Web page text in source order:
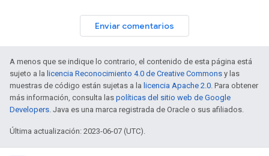
Enviar comentarios
A menos que se indique lo contrario, el contenido de esta página está
sujeto a la licencia Reconocimiento 4.0 de Creative Commons y las
muestras de código están sujetas a la licencia Apache 2.0. Para obtener
más información, consulta las políticas del sitio web de Google
Developers. Java es una marca registrada de Oracle o sus afiliados.
Última actualización: 2023-06-07 (UTC).